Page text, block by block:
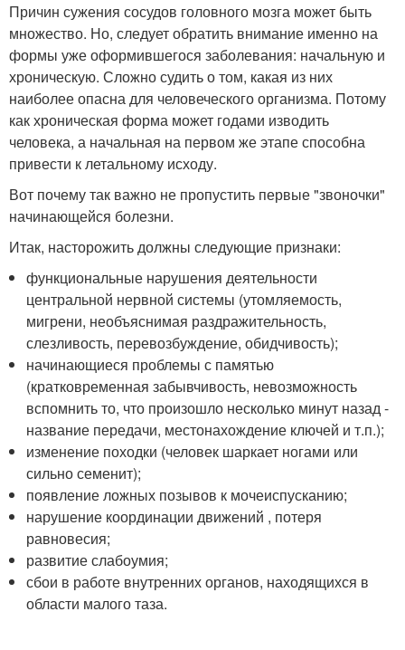
Причин сужения сосудов головного мозга может быть
множество. Но, следует обратить внимание именно на
формы уже оформившегося заболевания: начальную и
хроническую. Сложно судить о том, какая из них
наиболее опасна для человеческого организма. Потому
как хроническая форма может годами изводить
человека, а начальная на первом же этапе способна
привести к летальному исходу.
Вот почему так важно не пропустить первые "звоночки"
начинающейся болезни.
Итак, насторожить должны следующие признаки:
функциональные нарушения деятельности
центральной нервной системы (утомляемость,
мигрени, необъяснимая раздражительность,
слезливость, перевозбуждение, обидчивость);
начинающиеся проблемы с памятью
(кратковременная забывчивость, невозможность
вспомнить то, что произошло несколько минут назад -
название передачи, местонахождение ключей и т.п.);
изменение походки (человек шаркает ногами или
сильно семенит);
появление ложных позывов к мочеиспусканию;
нарушение координации движений , потеря
равновесия;
развитие слабоумия;
сбои в работе внутренних органов, находящихся в
области малого таза.